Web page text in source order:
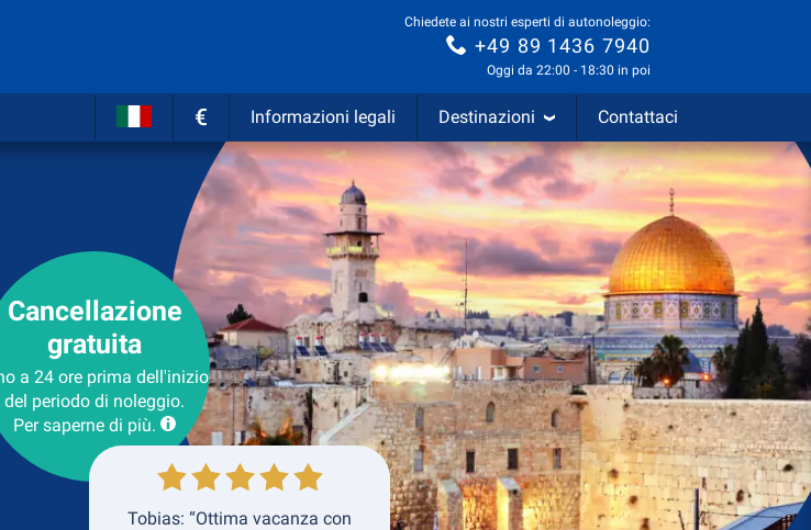
Chiedete ai nostri esperti di autonoleggio:
+49 89 1436 7940
Oggi da 22:00 - 18:30 in poi
€ Informazioni legali Destinazioni Contattaci
Cancellazione
gratuita
a 24 ore prima dell'inizio
del periodo di noleggio.
Per saperne di più.
Tobias: “Ottima vacanza con